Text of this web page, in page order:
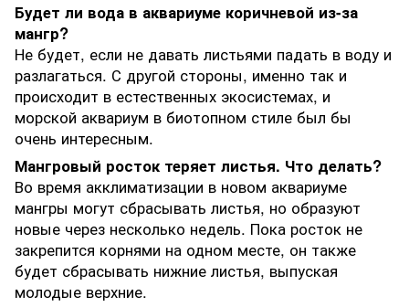
Будет ли вода в аквариуме коричневой из-за
мангр?
Не будет, если не давать листьями падать в воду и
разлагаться. С другой стороны, именно так и
происходит в естественных экосистемах, и
морской аквариум в биотопном стиле был бы
очень интересным.
Мангровый росток теряет листья. Что делать?
Во время акклиматизации в новом аквариуме
мангры могут сбрасывать листья, но образуют
новые через несколько недель. Пока росток не
закрепится корнями на одном месте, он также
будет сбрасывать нижние листья, выпуская
молодые верхние.